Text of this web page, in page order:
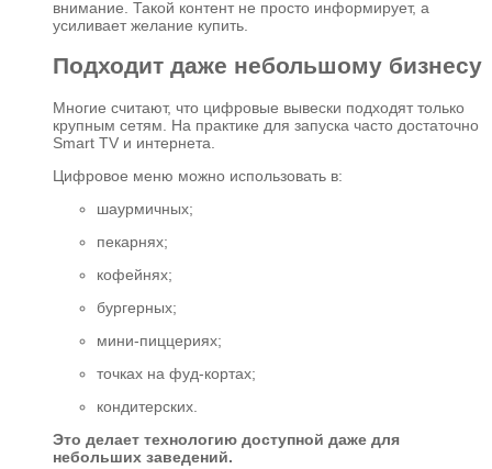
внимание. Такой контент не просто информирует, а
усиливает желание купить.
Подходит даже небольшому бизнесу
Многие считают, что цифровые вывески подходят только
крупным сетям. На практике для запуска часто достаточно
Smart TV и интернета.
Цифровое меню можно использовать в:
шаурмичных;
пекарнях;
кофейнях;
бургерных;
мини-пиццериях;
точках на фуд-кортах;
кондитерских.
Это делает технологию доступной даже для
небольших заведений.